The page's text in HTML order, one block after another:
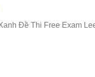
Đề Thi Free Exam